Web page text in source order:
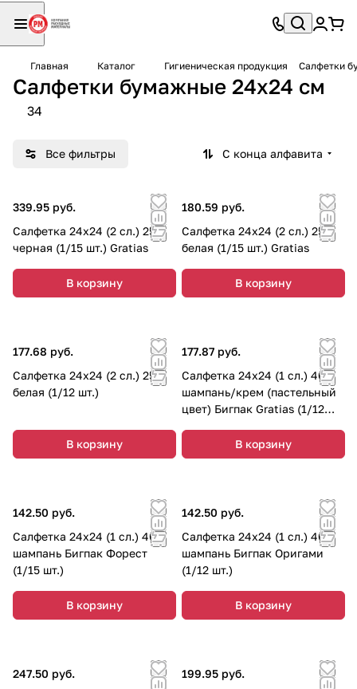
Главная Каталог Гигиеническая продукция Салфетки
Салфетки бумажные 24х24 см
34
Все фильтры С конца алфавита
339.95 руб.
Салфетка 24х24 (2 сл.) 250
черная (1/15 шт.) Gratias
В корзину
180.59 руб.
Салфетка 24х24 (2 сл.) 250
белая (1/15 шт.) Gratias
В корзину
177.68 руб.
Салфетка 24х24 (2 сл.) 250
белая (1/12 шт.)
В корзину
177.87 руб.
Салфетка 24х24 (1 сл.) 400
шампань/крем (пастельный
цвет) Бигпак Gratias (1/12
В корзину
142.50 руб.
Салфетка 24х24 (1 сл.) 400
шампань Бигпак Форест
(1/15 шт.)
В корзину
142.50 руб.
Салфетка 24х24 (1 сл.) 400
шампань Бигпак Оригами
(1/12 шт.)
В корзину
247.50 руб.
199.95 руб.